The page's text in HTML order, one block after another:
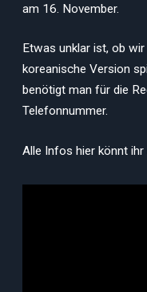
am 16. November.
Etwas unklar ist, ob
koreanische Version
benötigt man für die
Telefonnummer.
Alle Infos hier könnt